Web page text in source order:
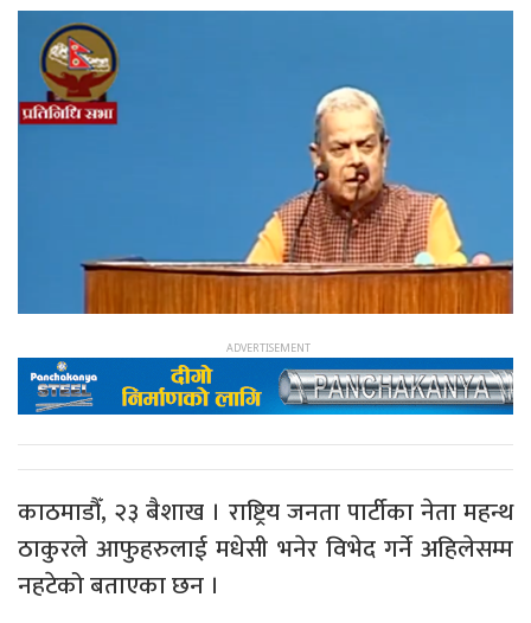
काठमाडौँ, २३ बैशाख । राष्ट्रिय जनता पार्टीका नेता महन्थ
ठाकुरले आफुहरुलाई मधेसी भनेर विभेद गर्ने अहिलेसम्म
नहटेको बताएका छन ।